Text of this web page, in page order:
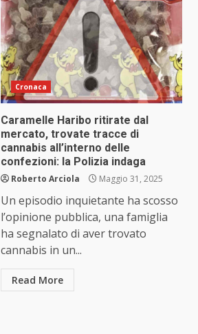
Cronaca
Caramelle Haribo ritirate dal
mercato, trovate tracce di
cannabis all’interno delle
confezioni: la Polizia indaga
Roberto Arciola Maggio 31, 2025
Un episodio inquietante ha scosso
l’opinione pubblica, una famiglia
ha segnalato di aver trovato
cannabis in un...
Read More